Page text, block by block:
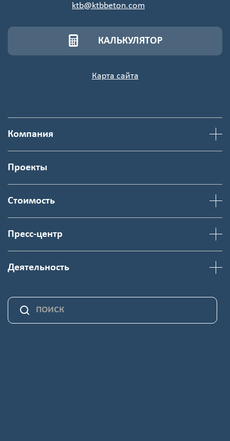
ktb@ktbbeton.com
КАЛЬКУЛЯТОР
Карта сайта
Компания
Проекты
Стоимость
Пресс-центр
Деятельность